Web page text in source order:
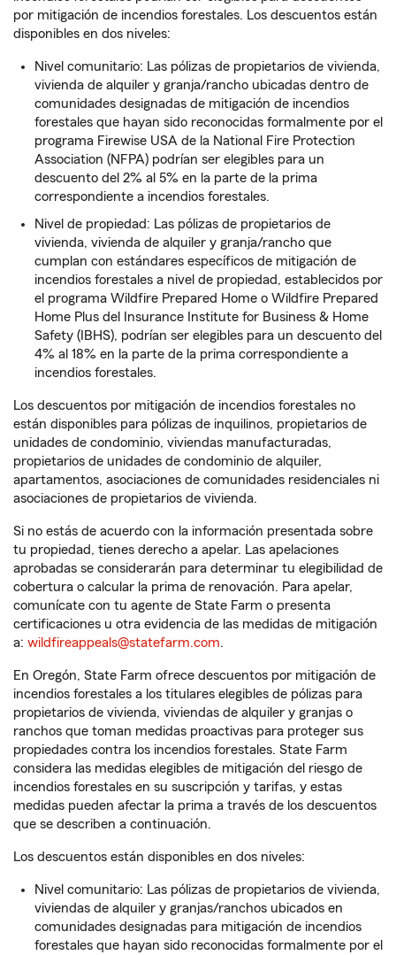
por mitigación de incendios forestales. Los descuentos están
disponibles en dos niveles:
Nivel comunitario: Las pólizas de propietarios de vivienda,
vivienda de alquiler y granja/rancho ubicadas dentro de
comunidades designadas de mitigación de incendios
forestales que hayan sido reconocidas formalmente por el
programa Firewise USA de la National Fire Protection
Association (NFPA) podrían ser elegibles para un
descuento del 2% al 5% en la parte de la prima
correspondiente a incendios forestales.
Nivel de propiedad: Las pólizas de propietarios de
vivienda, vivienda de alquiler y granja/rancho que
cumplan con estándares específicos de mitigación de
incendios forestales a nivel de propiedad, establecidos por
el programa Wildfire Prepared Home o Wildfire Prepared
Home Plus del Insurance Institute for Business & Home
Safety (IBHS), podrían ser elegibles para un descuento del
4% al 18% en la parte de la prima correspondiente a
incendios forestales.
Los descuentos por mitigación de incendios forestales no
están disponibles para pólizas de inquilinos, propietarios de
unidades de condominio, viviendas manufacturadas,
propietarios de unidades de condominio de alquiler,
apartamentos, asociaciones de comunidades residenciales ni
asociaciones de propietarios de vivienda.
Si no estás de acuerdo con la información presentada sobre
tu propiedad, tienes derecho a apelar. Las apelaciones
aprobadas se considerarán para determinar tu elegibilidad de
cobertura o calcular la prima de renovación. Para apelar,
comunícate con tu agente de State Farm o presenta
certificaciones u otra evidencia de las medidas de mitigación
a: wildfireappeals@statefarm.com.
En Oregón, State Farm ofrece descuentos por mitigación de
incendios forestales a los titulares elegibles de pólizas para
propietarios de vivienda, viviendas de alquiler y granjas o
ranchos que toman medidas proactivas para proteger sus
propiedades contra los incendios forestales. State Farm
considera las medidas elegibles de mitigación del riesgo de
incendios forestales en su suscripción y tarifas, y estas
medidas pueden afectar la prima a través de los descuentos
que se describen a continuación.
Los descuentos están disponibles en dos niveles:
Nivel comunitario: Las pólizas de propietarios de vivienda,
viviendas de alquiler y granjas/ranchos ubicados en
comunidades designadas para mitigación de incendios
forestales que hayan sido reconocidas formalmente por el